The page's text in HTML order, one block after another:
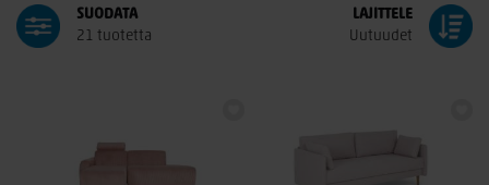
SUODATA
21 tuotetta
LAJITTELE
Uutuudet